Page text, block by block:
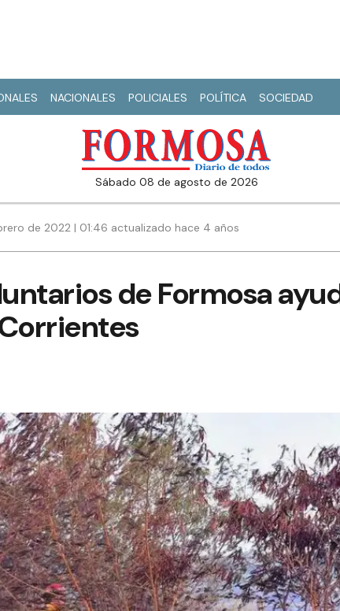
NACIONALES POLICIALES POLÍTICA SOCIEDAD
sábado 08 de agosto de 2026
de 2022 | 01:46 actualizado hace 4 años
de Formosa